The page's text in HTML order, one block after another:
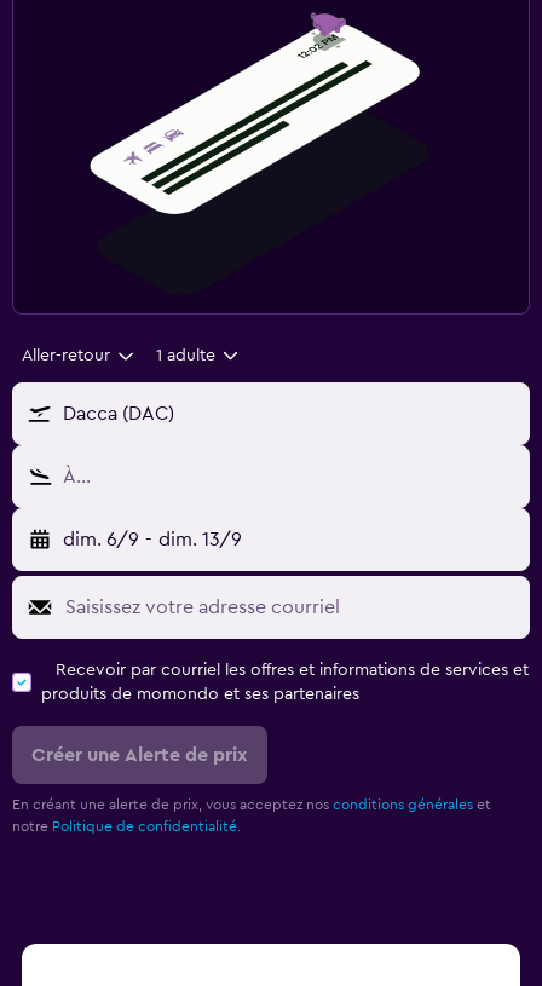
Aller-retour 1 adulte
Dacca (DAC)
À…
dim. 6/9 - dim. 13/9
Recevoir par courriel les offres et informations de services et
produits de momondo et ses partenaires
Créer une Alerte de prix
En créant une alerte de prix, vous acceptez nos conditions générales et
notre Politique de confidentialité.